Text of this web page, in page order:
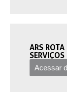
ARS
SERVIÇOS
Acessar